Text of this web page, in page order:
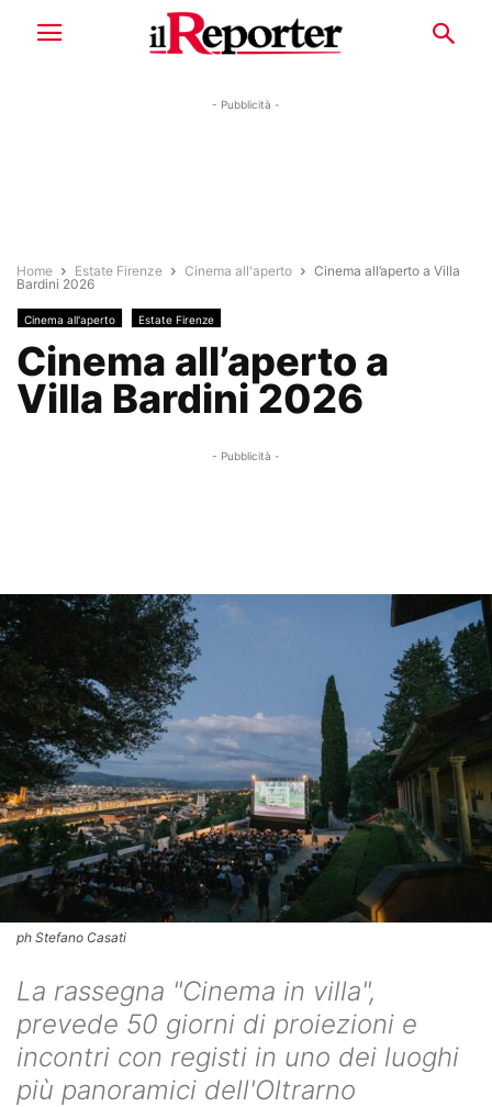
- Pubblicità -
Home Estate Firenze Cinema all'aperto
Cinema all’aperto a Villa
Bardini 2026
Cinema all'aperto Estate Firenze
Cinema all’aperto a
Villa Bardini 2026
- Pubblicità -
ph Stefano Casati
La rassegna "Cinema in villa",
prevede 50 giorni di proiezioni e
incontri con registi in uno dei luoghi
più panoramici dell'Oltrarno